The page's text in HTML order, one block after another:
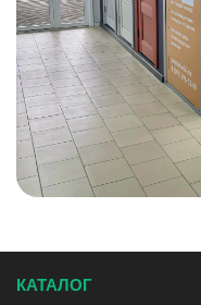
КАТАЛОГ